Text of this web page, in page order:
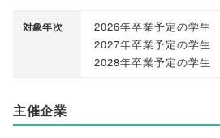
対象年次
2026年卒業予定の学生
2027年卒業予定の学生
2028年卒業予定の学生
主催企業